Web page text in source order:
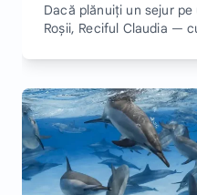
Dacă plănuiți un sejur
Roșii, Reciful Claudia —